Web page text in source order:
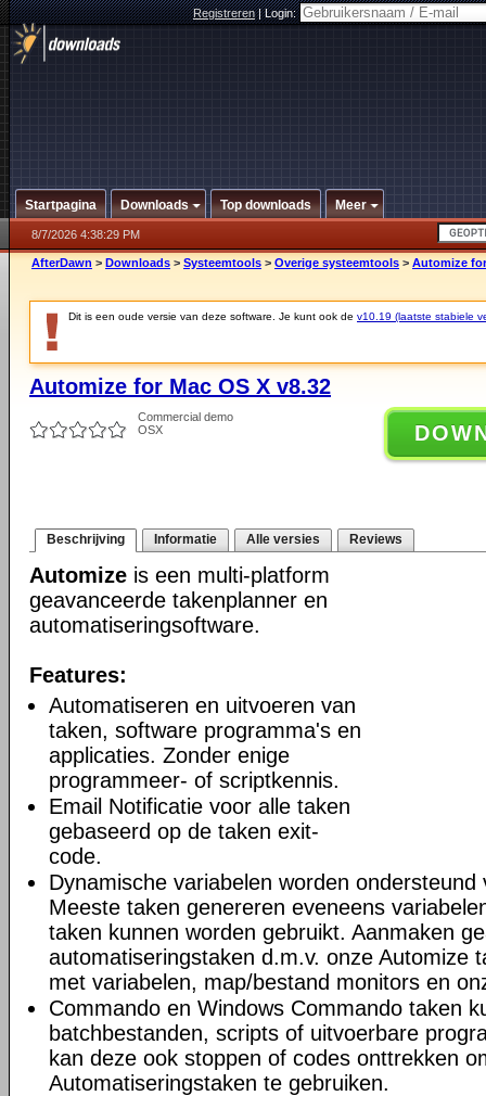
Registreren|Login:
Startpagina Downloads Top downloads Meer
8/7/2026 4:38:29 PM
AfterDawn > Downloads > Systeemtools > Overige systeemtools > Automize for
Dit is een oude versie van deze software. Je kunt ook de v10.19 (laatste stabiele
Automize for Mac OS X v8.32
Commercial demo
OSX
Beschrijving Informatie Alle versies Reviews
Automize is een multi-platform
geavanceerde takenplanner en
automatiseringsoftware.
Features:
Automatiseren en uitvoeren van
taken, software programma's en
applicaties. Zonder enige
programmeer- of scriptkennis.
Email Notificatie voor alle taken
gebaseerd op de taken exit-
code.
Dynamische variabelen worden
Meeste taken genereren eveneens
taken kunnen worden gebruikt. Aanmaken
automatiseringstaken d.m.v. onze Automize
met variabelen, map/bestand monitors en
Commando en Windows Commando taken
batchbestanden, scripts of uitvoerbare
kan deze ook stoppen of codes onttrekken
Automatiseringstaken te gebruiken.